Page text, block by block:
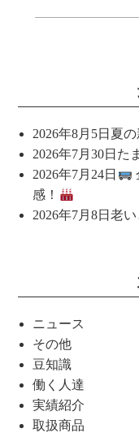
2026年8月5日 夏
2026年7月30日 た
2026年7月24日
感！
2026年7月8日老
ニュース
その他
豆知識
働く人達
実績紹介
取扱商品